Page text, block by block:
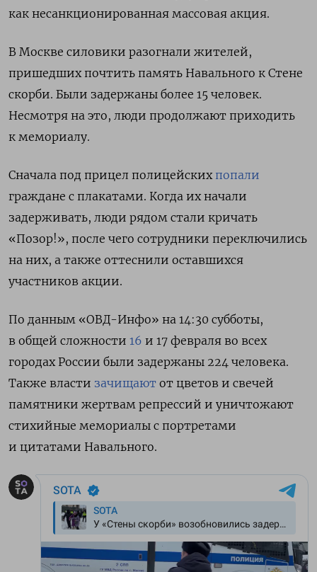
как несанкционированная массовая акция.
В Москве силовики разогнали жителей,
пришедших почтить память Навального к Стене
скорби. Были задержаны более 15 человек.
Несмотря на это, люди продолжают приходить
к мемориалу.
Сначала под прицел полицейских попали
граждане с плакатами. Когда их начали
задерживать, люди рядом стали кричать
«Позор!», после чего сотрудники переключились
на них, а также оттеснили оставшихся
участников акции.
По данным «ОВД-Инфо» на 14:30 субботы,
в общей сложности 16 и 17 февраля во всех
городах России были задержаны 224 человека.
Также власти зачищают от цветов и свечей
памятники жертвам репрессий и уничтожают
стихийные мемориалы с портретами
и цитатами Навального.